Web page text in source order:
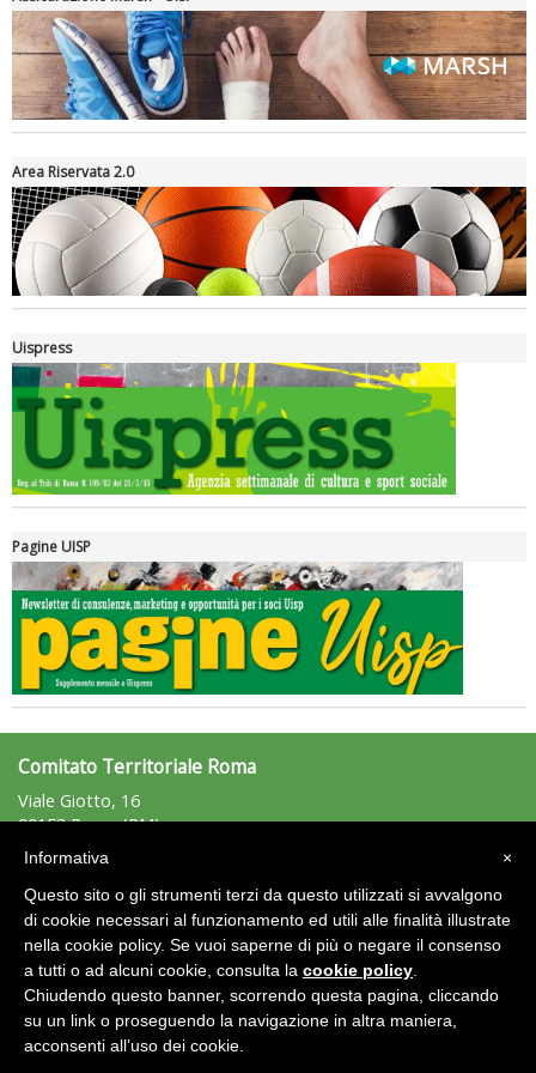
Tiziano Pesce a Radio InBlu2000 traccia il bilancio della stagione
Ddl Lobby, Uisp: “Il Parlamento valorizzi le nostre specificità"
Area Riservata 2.0
Uispress
Pagine UISP
Comitato Territoriale Roma
Viale Giotto, 16
00153 Roma (RM)
Tel: 06/5758395 - Fax: 06/5745009
C.F.: 97026770582
Area Riservata 2.0
×
Informativa
Questo sito o gli strumenti terzi da questo utilizzati si avvalgono
di cookie necessari al funzionamento ed utili alle finalità illustrate
nella cookie policy. Se vuoi saperne di più o negare il consenso
a tutti o ad alcuni cookie, consulta la cookie policy
Chiudendo questo banner, scorrendo questa pagina, cliccando
su un link o proseguendo la navigazione in altra maniera,
acconsenti all’uso dei cookie.